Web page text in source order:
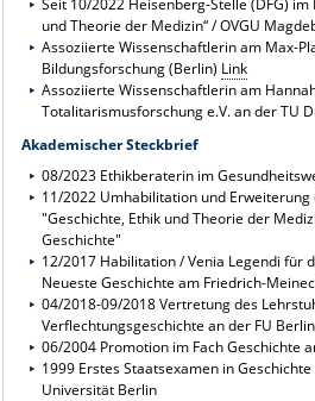
Seit 10/2022 Heisenberg-Stelle (DFG) im
und Theorie der Medizin“ / OVGU
Assoziierte Wissenschaftlerin am Max-
Bildungsforschung (Berlin) Link
Assoziierte Wissenschaftlerin am
Totalitarismusforschung e.V. an der TU
Akademischer Steckbrief
08/2023 Ethikberaterin im
11/2022 Umhabilitation und Erweiterung
"Geschichte, Ethik und Theorie der
Geschichte"
12/2017 Habilitation / Venia Legendi für
Neueste Geschichte am Friedrich-
04/2018-09/2018 Vertretung des
Verflechtungsgeschichte an der FU Berlin
06/2004 Promotion im Fach Geschichte
1999 Erstes Staatsexamen in
Universität Berlin